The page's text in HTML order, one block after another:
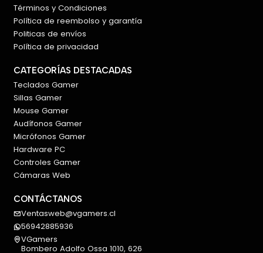
Términos y Condiciones
Política de reembolso y garantía
Politicas de envíos
Política de privacidad
CATEGORÍAS DESTACADAS
Teclados Gamer
Sillas Gamer
Mouse Gamer
Audífonos Gamer
Micrófonos Gamer
Hardware PC
Controles Gamer
Cámaras Web
CONTÁCTANOS
Ventasweb@vgamers.cl
56942885936
VGamers
Bombero Adolfo Ossa 1010, 626